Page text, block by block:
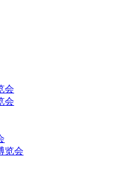
会
会
览会